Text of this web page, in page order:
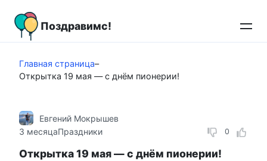
контенту
Поздравимс!
Главная страница–
Открытка 19 мая — с днём пионерии!
0
Евгений Мокрышев
3 месяцаПраздники
Открытка 19 мая — с днём пионерии!